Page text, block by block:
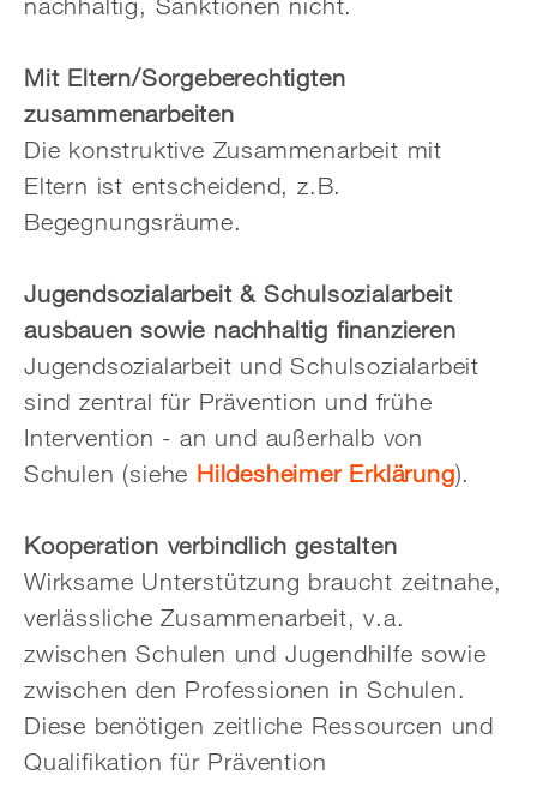
Mit Eltern/Sorgeberechtigten
zusammenarbeiten
Die konstruktive Zusammenarbeit mit
Eltern ist entscheidend, z.B.
Begegnungsräume.
Jugendsozialarbeit & Schulsozialarbeit
ausbauen sowie nachhaltig finanzieren
Jugendsozialarbeit und Schulsozialarbeit
sind zentral für Prävention und frühe
Intervention - an und außerhalb von
Schulen (siehe Hildesheimer Erklärung).
Kooperation verbindlich gestalten
Wirksame Unterstützung braucht zeitnahe,
verlässliche Zusammenarbeit, v.a.
zwischen Schulen und Jugendhilfe sowie
zwischen den Professionen in Schulen.
Diese benötigen zeitliche Ressourcen und
Qualifikation für Prävention